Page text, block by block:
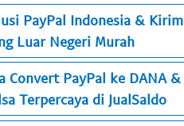
PayPal Indonesia & Kirim
Luar Negeri Murah
Convert PayPal ke DANA &
Terpercaya di JualSaldo